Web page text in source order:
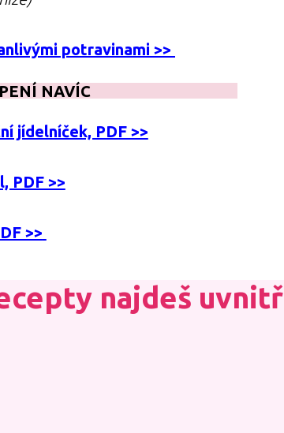
potravinami >>
NAVÍC
jídelníček, PDF >>
PDF >>
>>
najdeš uvnitř